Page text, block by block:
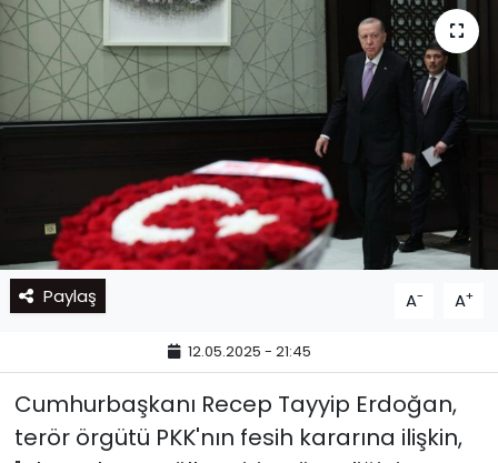
Paylaş A- A+
12.05.2025 - 21:45
Cumhurbaşkanı Recep Tayyip Erdoğan,
terör örgütü PKK'nın fesih kararına ilişkin,
Haber Arşivi